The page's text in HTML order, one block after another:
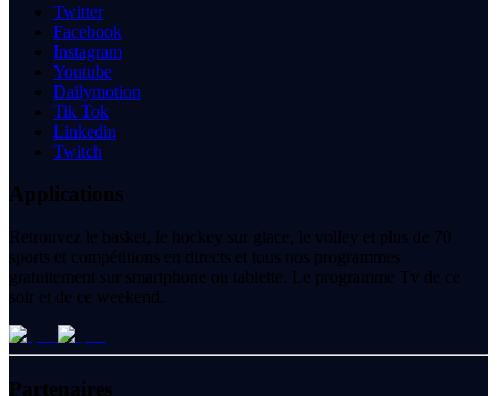
Twitter
Facebook
Instagram
Youtube
Dailymotion
Tik Tok
Linkedin
Twitch
Applications
Retrouvez le basket, le hockey sur glace, le volley et plus de 70
sports et compétitions en directs et tous nos programmes
gratuitement sur smartphone ou tablette. Le programme Tv de ce
soir et de ce weekend.
Partenaires